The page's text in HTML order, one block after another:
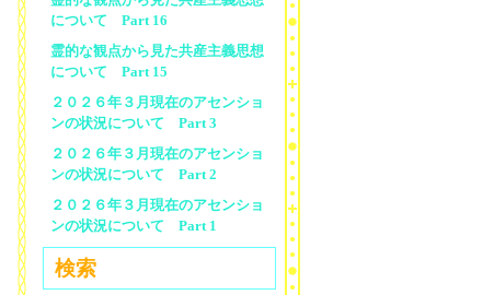
について Part 16
霊的な観点から見た共産主義思想
について Part 15
２０２６年３月現在のアセンショ
ンの状況について Part 3
２０２６年３月現在のアセンショ
ンの状況について Part 2
２０２６年３月現在のアセンショ
ンの状況について Part 1
検索